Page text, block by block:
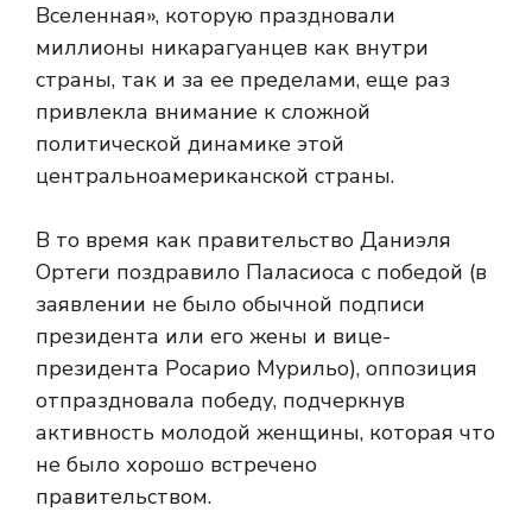
Вселенная», которую праздновали
миллионы никарагуанцев как внутри
страны, так и за ее пределами, еще раз
привлекла внимание к сложной
политической динамике этой
центральноамериканской страны.
В то время как правительство Даниэля
Ортеги поздравило Паласиоса с победой (в
заявлении не было обычной подписи
президента или его жены и вице-
президента Росарио Мурильо), оппозиция
отпраздновала победу, подчеркнув
активность молодой женщины, которая что
не было хорошо встречено
правительством.